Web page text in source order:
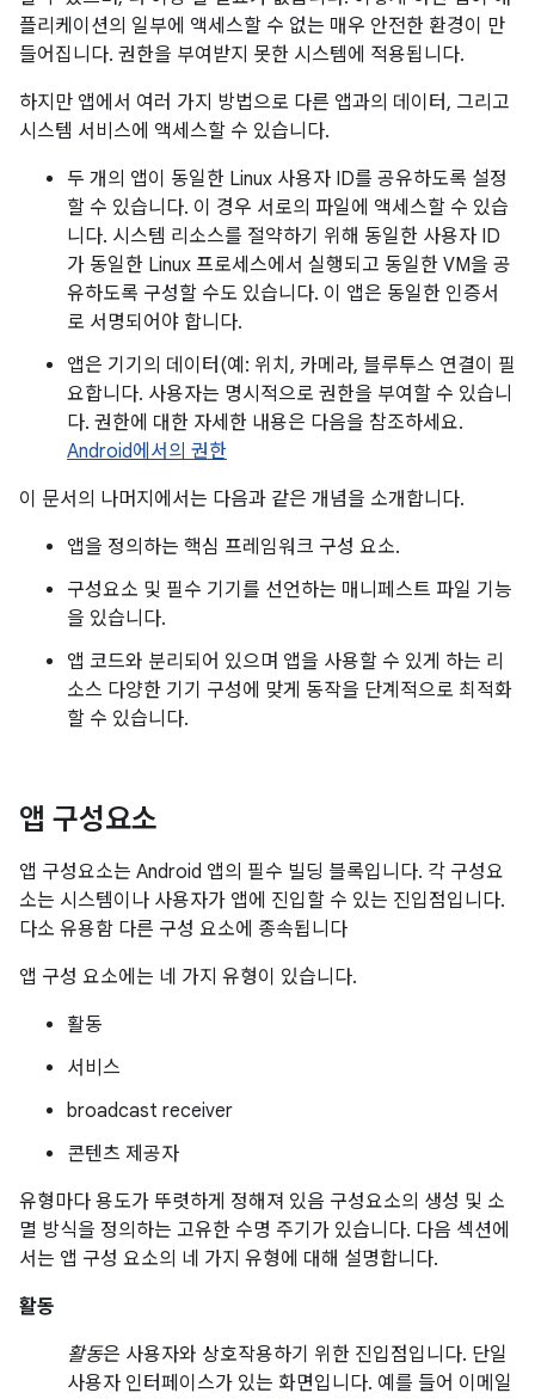
플리케이션의 일부에 액세스할 수 없는 매우 안전한 환경이 만
들어집니다. 권한을 부여받지 못한 시스템에 적용됩니다.
하지만 앱에서 여러 가지 방법으로 다른 앱과의 데이터, 그리고
시스템 서비스에 액세스할 수 있습니다.
두 개의 앱이 동일한 Linux 사용자 ID를 공유하도록 설정
할 수 있습니다. 이 경우 서로의 파일에 액세스할 수 있습
니다. 시스템 리소스를 절약하기 위해 동일한 사용자 ID
가 동일한 Linux 프로세스에서 실행되고 동일한 VM을 공
유하도록 구성할 수도 있습니다. 이 앱은 동일한 인증서
로 서명되어야 합니다.
앱은 기기의 데이터(예: 위치, 카메라, 블루투스 연결이 필
요합니다. 사용자는 명시적으로 권한을 부여할 수 있습니
다. 권한에 대한 자세한 내용은 다음을 참조하세요.
Android에서의 권한
이 문서의 나머지에서는 다음과 같은 개념을 소개합니다.
앱을 정의하는 핵심 프레임워크 구성 요소.
구성요소 및 필수 기기를 선언하는 매니페스트 파일 기능
을 있습니다.
앱 코드와 분리되어 있으며 앱을 사용할 수 있게 하는 리
소스 다양한 기기 구성에 맞게 동작을 단계적으로 최적화
할 수 있습니다.
앱 구성요소
앱 구성요소는 Android 앱의 필수 빌딩 블록입니다. 각 구성요
소는 시스템이나 사용자가 앱에 진입할 수 있는 진입점입니다.
다소 유용함 다른 구성 요소에 종속됩니다
앱 구성 요소에는 네 가지 유형이 있습니다.
활동
서비스
broadcast receiver
콘텐츠 제공자
유형마다 용도가 뚜렷하게 정해져 있음 구성요소의 생성 및 소
멸 방식을 정의하는 고유한 수명 주기가 있습니다. 다음 섹션에
서는 앱 구성 요소의 네 가지 유형에 대해 설명합니다.
활동
활동은 사용자와 상호작용하기 위한 진입점입니다. 단일
사용자 인터페이스가 있는 화면입니다. 예를 들어 이메일